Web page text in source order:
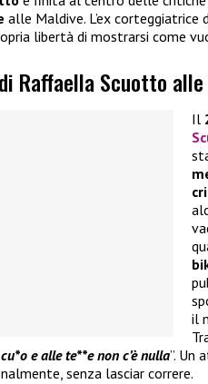
alle Maldive. L’ex corteggiatrice
libertà di mostrarsi come
Raffaella Scuotto
Il
il
e alle te**e non c’è nulla”. Un
senza lasciar correre.